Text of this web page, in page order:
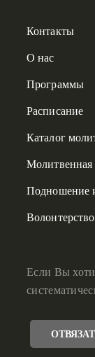
Контакты
О нас
Программы
Расписание
Каталог
Подношение
Волонтерство
Если Вы